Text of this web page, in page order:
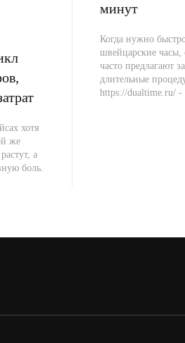
хотя
же
а
боль.
минут
Когда нужно
швейцарские
часто предлагают
длительные
https://dualtime.ru/ -